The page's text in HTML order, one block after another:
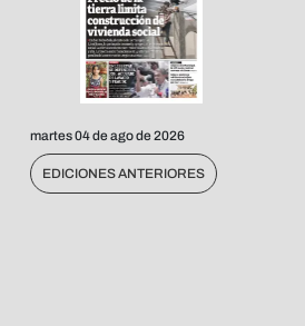
martes 04 de ago de 2026
EDICIONES ANTERIORES